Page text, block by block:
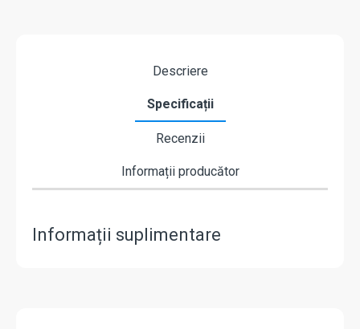
Descriere
Specificații
Recenzii
Informații producător
Informații suplimentare